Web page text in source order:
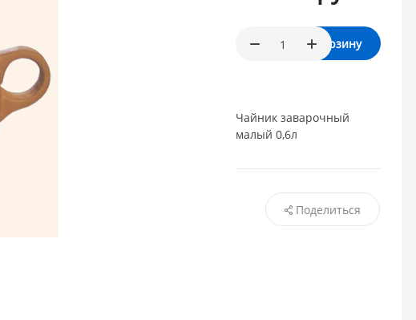
В корзину
Чайник заварочный
малый 0,6л
Поделиться